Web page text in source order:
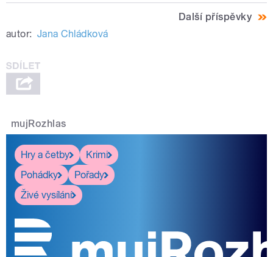
Další příspěvky
autor: Jana Chládková
mujRozhlas
Hry a četby
Krimi
Pohádky
Pořady
Živé vysílání